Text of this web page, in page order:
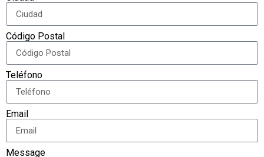
Código Postal
Teléfono
Email
Message